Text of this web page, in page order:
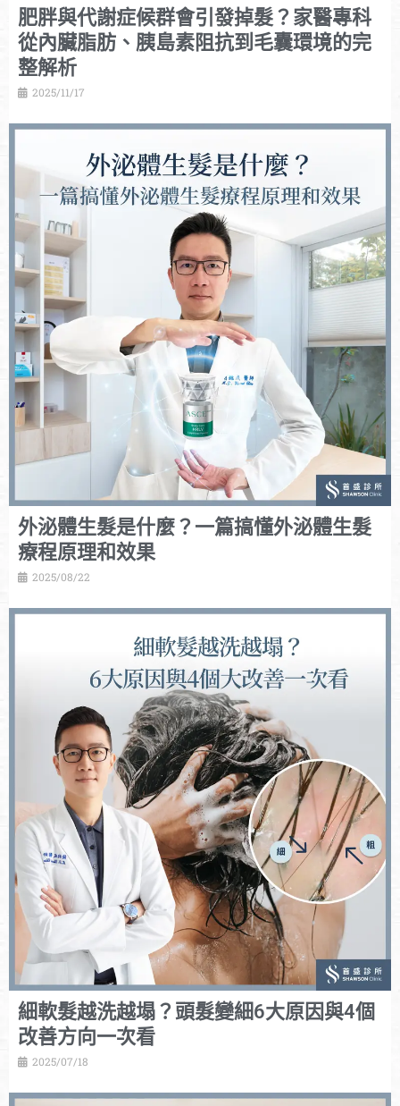
肥胖與代謝症候群會引發掉髮？家醫專科
從內臟脂肪、胰島素阻抗到毛囊環境的完
整解析
2025/11/17
外泌體生髮是什麼？一篇搞懂外泌體生髮
療程原理和效果
2025/08/22
細軟髮越洗越塌？頭髮變細6大原因與4個
改善方向一次看
2025/07/18